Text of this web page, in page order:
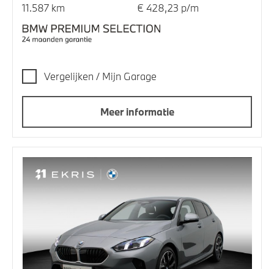
11.587 km € 428,23 p/m
Vergelijken / Mijn Garage
Meer informatie